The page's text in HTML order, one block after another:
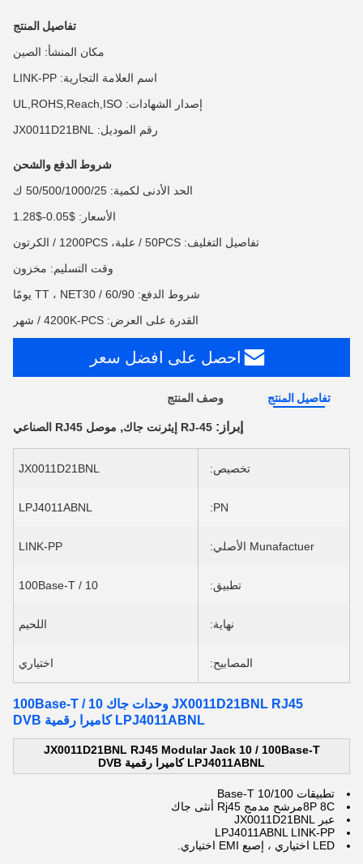
تفاصيل المنتج
مكان المنشأ: الصين
اسم العلامة التجارية: LINK-PP
إصدار الشهادات: UL,ROHS,Reach,ISO
رقم الموديل: JX0011D21BNL
شروط الدفع والشحن
الحد الأدنى لكمية: 50/500/1000/25 ك
الأسعار: $0.05-$1.28
تفاصيل التغليف: 50PCS / علبة، 1200PCS / الكرتون
وقت التسليم: مخزون
شروط الدفع: TT ، NET30 / 60/90 يومًا
القدرة على العرض: 4200K-PCS / شهر
احصل على افضل سعر
تفاصيل المنتج وصف المنتج
إبراز: RJ-45 إيثرنت جاك , موصل RJ45 الصناعي
تخصيص: JX0011D21BNL
PN:
LPJ4011ABNL
Munafactuer الأصلي: LINK-PP
تطبيق: 10 / 100Base-T
نهاية: اللحيم
المصابيح: اختياري
JX0011D21BNL RJ45 وحدات جاك 10 / 100Base-T
LPJ4011ABNL كاميرا رقمية DVB
JX0011D21BNL RJ45 Modular Jack 10 / 100Base-T
LPJ4011ABNL كاميرا رقمية DVB
تطبيقات 10/100 Base-T
8P 8Cمرشح مدمج Rj45 أنثى جاك
عبر JX0011D21BNL
LPJ4011ABNL LINK-PP
LED اختياري ، إصبع EMI اختياري.